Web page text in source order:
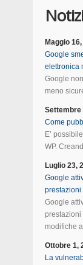
Maggio
Google
elettronica
Google
meno
Settembre
Come
E’
WP.
Luglio 23,
Google
prestazioni
Google
prestazioni
modifiche
Ottobre 1,
La